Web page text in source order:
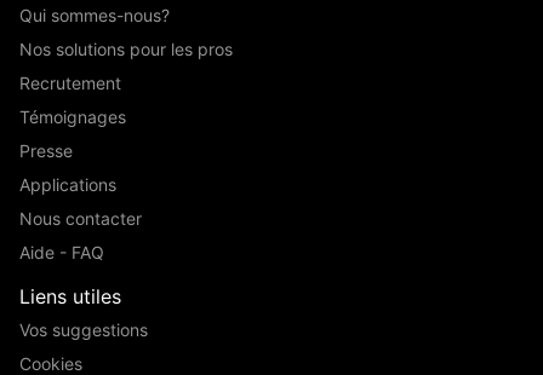
Qui sommes-nous?
Nos solutions pour les pros
Recrutement
Témoignages
Presse
Applications
Nous contacter
Aide - FAQ
Liens utiles
Vos suggestions
Cookies